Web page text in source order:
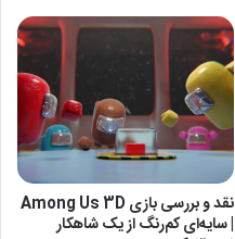
نقد و بررسی بازی Among Us 3D
| سایه‌ای کم‌رنگ از یک شاهکار